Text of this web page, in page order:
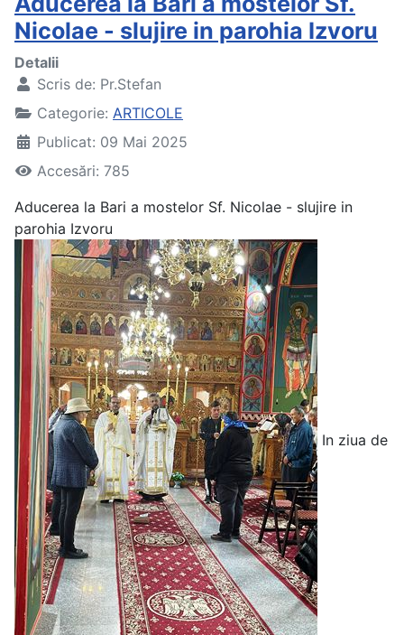
Nicolae - slujire in parohia Izvoru
Detalii
Scris de: Pr.Stefan
Categorie: ARTICOLE
Publicat: 09 Mai 2025
Accesări: 785
Aducerea la Bari a mostelor Sf. Nicolae - slujire in
parohia Izvoru
In ziua de